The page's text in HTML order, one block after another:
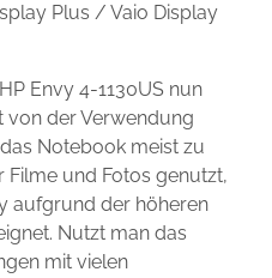
Plus / Vaio Display
Envy 4-1130US nun
von der Verwendung
Notebook meist zu
und Fotos genutzt,
aufgrund der höheren
Nutzt man das
mit vielen